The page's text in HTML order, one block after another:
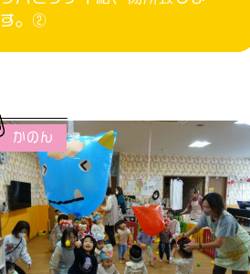
す。②
かのん